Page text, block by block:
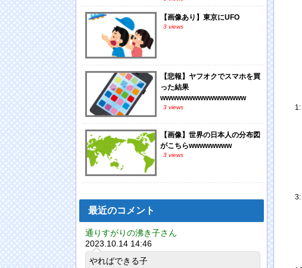
1:
3:
【画像あり】東京にUFO
3 views
【悲報】ヤフオクでスマホを買
った結果
wwwwwwwwwwwwwwww
3 views
【画像】世界の日本人の分布図
がこちらwwwwwwww
3 views
最近のコメント
通りすがりの沸き子さん
2023.10.14 14:46
やればできる子